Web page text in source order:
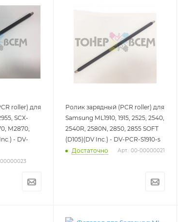
roller) для
SCX-
M2870,
- DV-
Ролик зарядный (PCR roller) для
Samsung ML1910, 1915, 2525, 2540,
2540R, 2580N, 2850, 2855 SOFT
(D105)(DV Inc.) - DV-PCR-S1910-s
Достаточно
Арт.: 00-00000021